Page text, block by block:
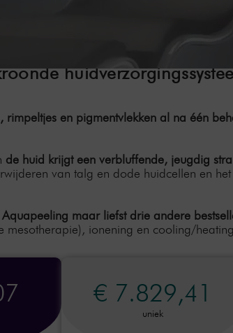
en pigmentvlekken al na één
de huid krijgt een verbluffende, jeugdig
van talg en dode huidcellen en
maar liefst drie andere
mesotherapie), ionening en cooling/
€ 7.829,41
uniek